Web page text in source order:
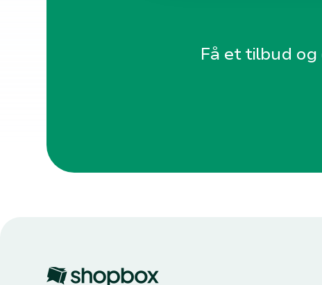
Få et tilbud